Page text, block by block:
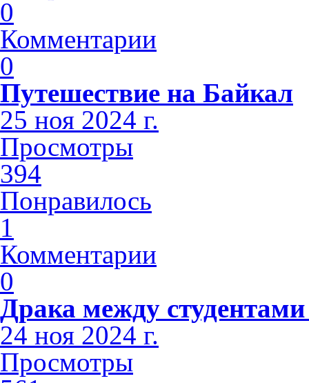
0
Комментарии
0
Путешествие на Байкал
25 ноя 2024 г.
Просмотры
394
Понравилось
1
Комментарии
0
Драка между
24 ноя 2024 г.
Просмотры